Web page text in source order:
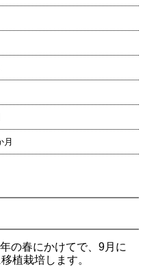
月
の春にかけてで、9月に
植栽培します。